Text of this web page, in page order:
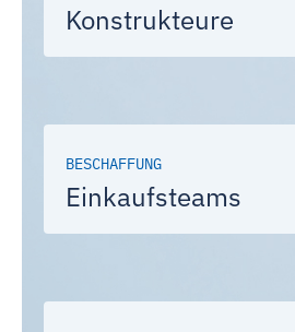
Konstrukteure
BESCHAFFUNG
Einkaufsteams